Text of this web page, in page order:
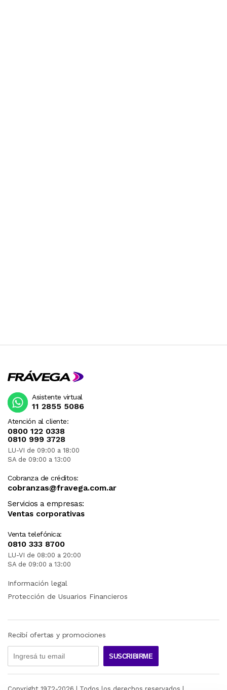
Atención al cliente:
0800 122 0338
0810 999 3728
LU-VI de 09:00 a 18:00
SA de 09:00 a 13:00
Cobranza de créditos:
cobranzas@fravega.com.ar
Servicios a empresas:
Ventas corporativas
Venta telefónica:
0810 333 8700
LU-VI de 08:00 a 20:00
SA de 09:00 a 13:00
Asistente virtual
11 2855 5086
Información legal
Protección de Usuarios Financieros
Recibí ofertas y promociones
SUSCRIBIRME